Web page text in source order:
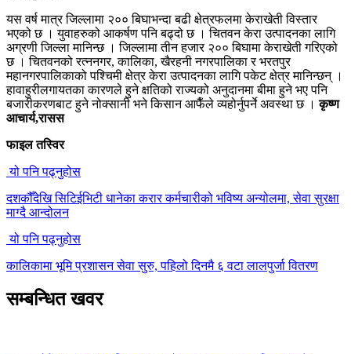
यस वर्ष मात्र जिल्लामा २०० बिघाभन्दा बढी क्षेत्रफलमा केराखेती विस्तार
भएको छ । युवाहरुको आकर्षण पनि बढ्दो छ । चितवन केरा उत्पादनका लागि
अग्रणी जिल्ला मानिन्छ । जिल्लामा तीन हजार २०० बिघामा केराखेती गरिएको
छ । चितवनको रत्ननगर, कालिका, खैरहनी नगरपालिका र भरतपुर
महानगरपालिकाको पश्चिमी क्षेत्र केरा उत्पादनका लागि पकेट क्षेत्र मानिन्छन् ।
हावाहुरीलगायतका कारणले हुने क्षतिको राज्यको अनुदानमा बीमा हुने भए पनि
बजारीकरणबाट हुने नोक्सानी भने किसान आफैँले व्यहोर्नुपर्ने अवस्था छ ।कृष्ण
आचार्य,रासस
फाइल तस्विर
यो पनि पढ्नुहोस
दशकौँदेखि सिटिईभिटी धानेका करार कर्मचारीको भविष्य अन्योलमा, सेवा सुरक्षा
माग्दै आन्दोलन
यो पनि पढ्नुहोस
कालिकामा भूमि प्रशासन सेवा सुरु, पहिलो दिनमै ६ वटा लालपुर्जा वितरण
सम्बन्धित खवर